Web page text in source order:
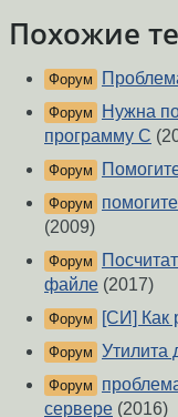
Похожие
Форум
Форум
Нужна
программу C
Форум
Форум
(2009)
Форум
файле (2017)
Форум [СИ] Как
Форум Утилита
Форум
сервере (2016)